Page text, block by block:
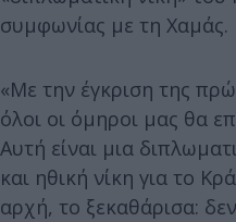
συμφωνίας με τη Χαμάς.
«Με την έγκριση της
όλοι οι όμηροι μας θα
Αυτή είναι μια
και ηθική νίκη για το
αρχή, το ξεκαθάρισα: